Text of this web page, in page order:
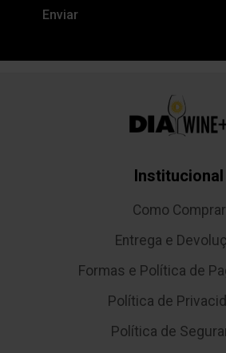
Institucional
Como Comprar
Entrega e
Formas e Política de
Política de
Política de